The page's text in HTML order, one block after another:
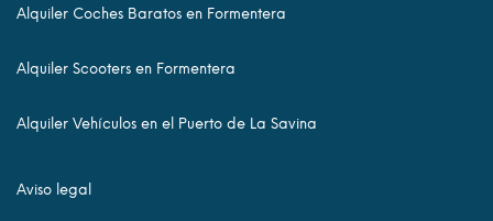
Alquiler Coches Baratos en Formentera
Alquiler Scooters en Formentera
Alquiler Vehículos en el Puerto de La Savina
Aviso legal